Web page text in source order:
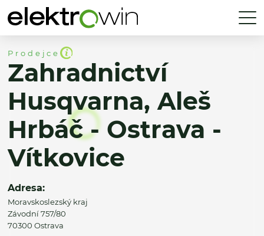
Prodejce
Zahradnictví
Husqvarna, Aleš
Hrbáč - Ostrava -
Vítkovice
Adresa:
Moravskoslezský kraj
Závodní 757/80
70300 Ostrava